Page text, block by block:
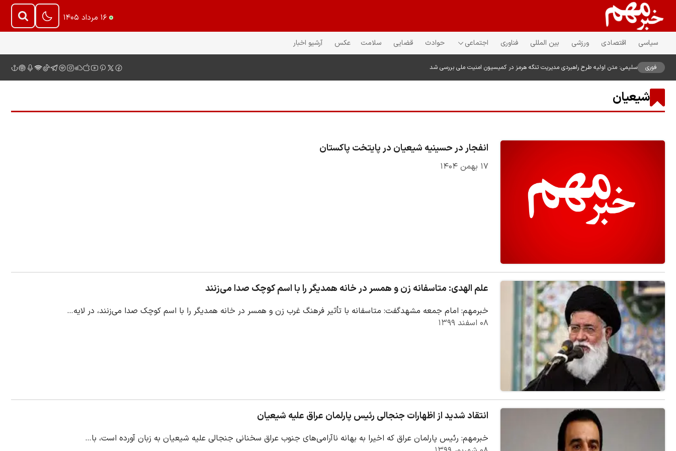
۱۶ مرداد ۱۴۰۵
سیاسی اقتصادی ورزشی بین المللی فناوری اجتماعی حوادث قضایی سلامت عکس آرشیو اخبار
فوری سلیمی: متن اولیه طرح راهبردی مدیریت تنگه هرمز در کمیسیون امنیت ملی بررسی شد
شیعیان
انفجار در حسینیه شیعیان در پایتخت پاکستان
۱۷ بهمن ۱۴۰۴
علم الهدی: متاسفانه زن و همسر در خانه همدیگر را با اسم کوچک صدا می‌زنند
خبرمهم: امام جمعه مشهدگفت: متاسفانه با تأثیر فرهنگ غرب زن و همسر در خانه همدیگر را با اسم کوچک صدا می‌زنند، در لایه…
۰۸ اسفند ۱۳۹۹
انتقاد شدید از اظهارات جنجالی رئیس پارلمان عراق علیه شیعیان
خبرمهم: رئیس پارلمان عراق که اخیرا به بهانه ناآرامی‌های جنوب عراق سخنانی جنجالی علیه شیعیان به زبان آورده است، با…